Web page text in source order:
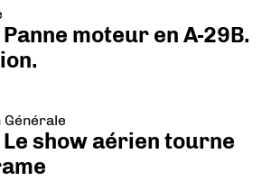
Panne moteur en A-29B.
Générale
Le show aérien tourne